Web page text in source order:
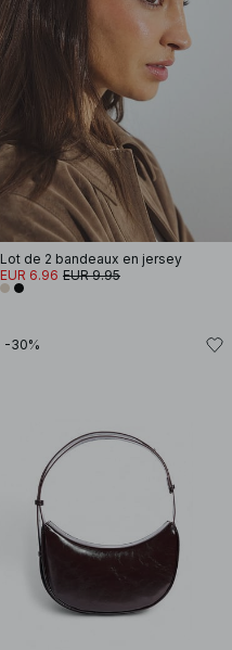
Lot de 2 bandeaux en jersey
EUR 6.96 EUR 9.95
-30%